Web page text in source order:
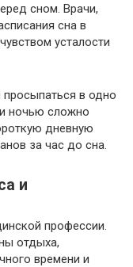
сном. Врачи,
сна в
усталости
просыпаться в одно
ночью сложно
дневную
за час до сна.
и
профессии.
отдыха,
времени и